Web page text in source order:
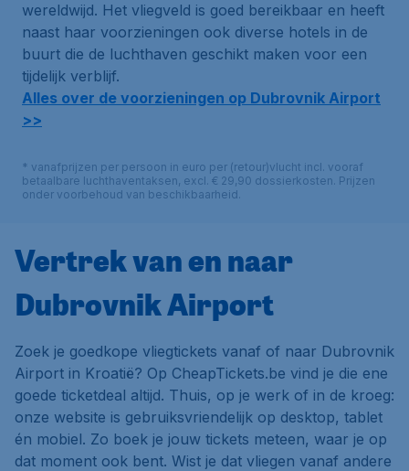
wereldwijd. Het vliegveld is goed bereikbaar en heeft
naast haar voorzieningen ook diverse hotels in de
buurt die de luchthaven geschikt maken voor een
tijdelijk verblijf.
Alles over de voorzieningen op Dubrovnik Airport
>>
* vanafprijzen per persoon in euro per (retour)vlucht incl. vooraf
betaalbare luchthaventaksen, excl. € 29,90 dossierkosten. Prijzen
onder voorbehoud van beschikbaarheid.
Vertrek van en naar
Dubrovnik Airport
Zoek je goedkope vliegtickets vanaf of naar Dubrovnik
Airport in Kroatië? Op CheapTickets.be vind je die ene
goede ticketdeal altijd. Thuis, op je werk of in de kroeg:
onze website is gebruiksvriendelijk op desktop, tablet
én mobiel. Zo boek je jouw tickets meteen, waar je op
dat moment ook bent. Wist je dat vliegen vanaf andere